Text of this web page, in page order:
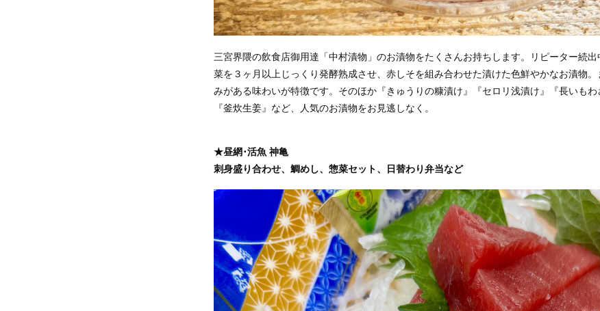
三宮界隈の飲食店御用達「中村漬物」のお漬物をたくさんお持ちします。リピーター続
菜を３ヶ月以上じっくり発酵熟成させ、赤しそを組み合わせた漬けた色鮮やかなお漬物
みがある味わいが特徴です。そのほか『きゅうりの糠漬け』『セロリ浅漬け』『長いもわ
『釜炊生姜』など、人気のお漬物をお見逃しなく。
★昼網･活魚 神亀
刺身盛り合わせ、鯛めし、惣菜セット、日替わり弁当など